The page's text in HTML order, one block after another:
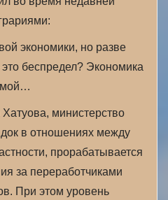
экономики, но разве
беспредел? Экономика
министерство
в отношениях между
прорабатывается
за переработчиками
При этом уровень